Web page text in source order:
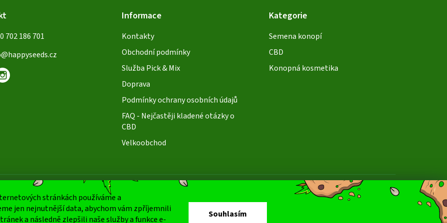
stránkách používáme a
jen nejnutnější data, abychom vám zpříjemnili
a následně zlepšili naše služby a funkce e-
Souhlasím
@happyseeds.cz
702 186 701
Informace
Kontakty
Obchodní podmínky
Služba Pick & Mix
Doprava
Podmínky ochrany osobních údajů
FAQ - Nejčastěji kladené otázky o
CBD
Velkoobchod
Kategorie
Semena konopí
CBD
Konopná kosmetika
Oblíbené způsoby platby: převod